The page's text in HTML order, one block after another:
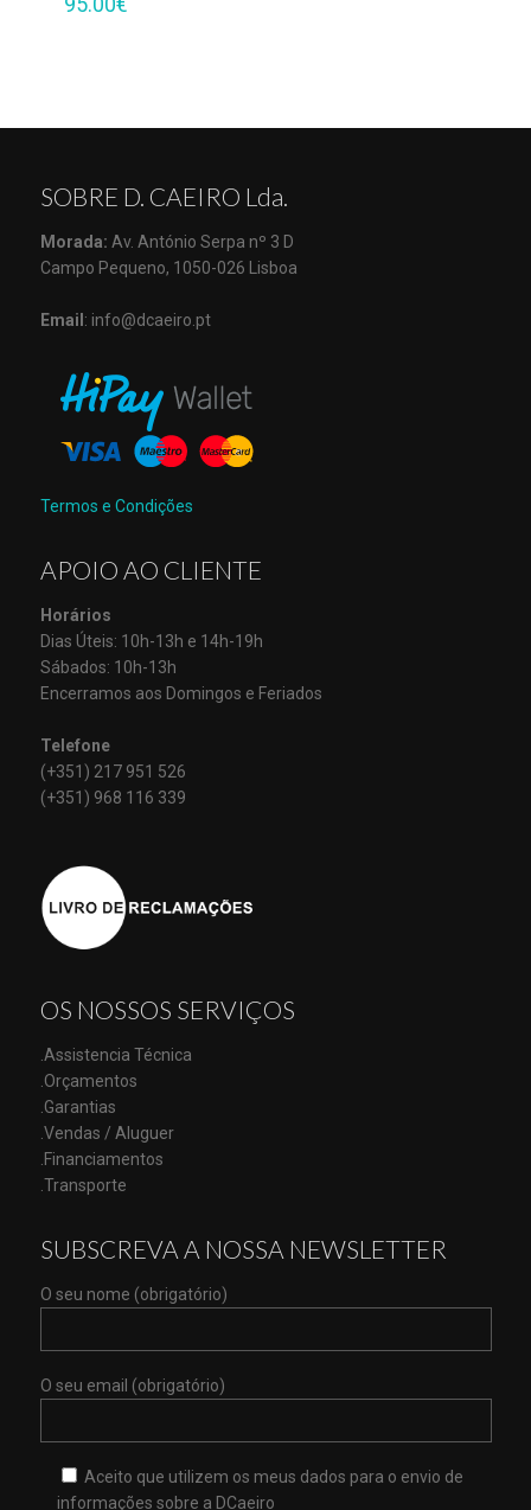
SOBRE D. CAEIRO Lda.
Morada: Av. António Serpa nº 3 D
Campo Pequeno, 1050-026 Lisboa
Email : info@dcaeiro.pt
Termos e Condições
APOIO AO CLIENTE
Horários
Dias Úteis: 10h-13h e 14h-19h
Sábados: 10h-13h
Encerramos aos Domingos e Feriados
Telefone
(+351) 217 951 526
(+351) 968 116 339
OS NOSSOS SERVIÇOS
.Assistencia Técnica
.Orçamentos
.Garantias
.Vendas / Aluguer
.Financiamentos
.Transporte
SUBSCREVA A NOSSA NEWSLETTER
O seu nome (obrigatório)
O seu email (obrigatório)
Aceito que utilizem os meus dados para o envio de
informações sobre a DCaeiro